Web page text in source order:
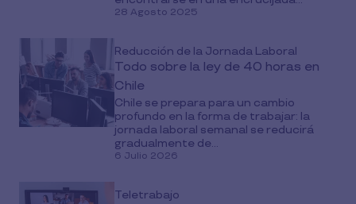
28 Agosto 2025
Reducción de la Jornada Laboral
Todo sobre la ley de 40 horas en
Chile
Chile se prepara para un cambio
profundo en la forma de trabajar: la
jornada laboral semanal se reducirá
gradualmente de...
6 Julio 2026
Teletrabajo